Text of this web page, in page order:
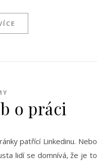
o práci
lidí se domnívá, že je to